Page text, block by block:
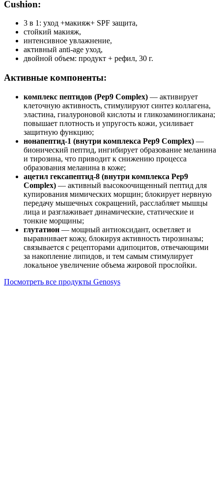
Cushion:
3 в 1: уход +макияж+ SPF защита,
стойкий макияж,
интенсивное увлажнение,
активный anti-age уход,
двойной объем: продукт + рефил, 30 г.
Активные компоненты:
комплекс пептидов (Pep9 Complex) — активирует
клеточную активность, стимулируют синтез коллагена,
эластина, гиалуроновой кислоты и гликозаминогликана;
повышает плотность и упругость кожи, усиливает
защитную функцию;
нонапептид-1 (внутри комплекса Pep9 Complex) —
бионический пептид, ингибирует образование меланина
и тирозина, что приводит к снижению процесса
образования меланина в коже;
ацетил гексапептид-8 (внутри комплекса Pep9
Complex) — активный высокоочищенный пептид для
купирования мимических морщин; блокирует нервную
передачу мышечных сокращений, расслабляет мышцы
лица и разглаживает динамические, статические и
тонкие морщины;
глутатион — мощный антиоксидант, осветляет и
выравнивает кожу, блокируя активность тирозиназы;
связывается с рецепторами адипоцитов, отвечающими
за накопление липидов, и тем самым стимулирует
локальное увеличение объема жировой прослойки.
Посмотреть все продукты Genosys